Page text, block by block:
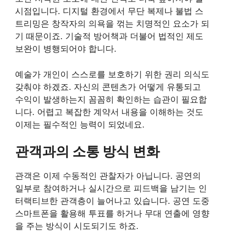
시점입니다. 디지털 환경에서 무단 복제나 불법 스
트리밍은 창작자의 의욕을 꺾는 치명적인 요소가 되
기 때문이죠. 기술적 방어책과 더불어 법적인 제도
보완이 병행되어야 합니다.
예술가 개인이 스스로를 보호하기 위한 권리 의식도
갖춰야 하겠죠. 자신의 콘텐츠가 어떻게 유통되고
수익이 발생하는지 꼼꼼히 확인하는 습관이 필요합
니다. 어렵고 복잡한 계약서 내용을 이해하는 것도
이제는 필수적인 능력이 되었네요.
관객과의 소통 방식 변화
관객은 이제 수동적인 관찰자가 아닙니다. 공연의
일부로 참여하거나 실시간으로 피드백을 남기는 인
터랙티브한 관객층이 늘어나고 있습니다. 공연 도중
스마트폰을 활용해 투표를 하거나 무대 연출에 영향
을 주는 방식이 시도되기도 하죠.